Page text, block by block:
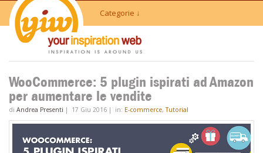
Categorie ↓
WooCommerce: 5 plugin ispirati ad Amazon
per aumentare le vendite
di Andrea Presenti | 17 Giu 2016 | in: E-commerce,Tutorial